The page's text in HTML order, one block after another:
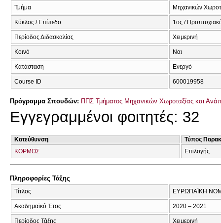
Τμήμα Μηχανικών
Κύκλος / Επίπεδο 1ος /
Περίοδος Διδασκαλίας Χειμερινή
Κοινό Ναι
Κατάσταση Ενεργό
Course ID 600019958
Πρόγραμμα Σπουδών: ΠΠΣ Τμήματος Μηχανικών Χωροταξίας και
Εγγεγραμμένοι φοιτητές: 32
Κατεύθυνση
Τύπος
ΚΟΡΜΟΣ
Επιλογής
Πληροφορίες Τάξης
Τίτλος ΕΥΡΩΠΑΪΚΗ
Ακαδημαϊκό Έτος 2020 – 2021
Περίοδος Τάξης Χειμερινή